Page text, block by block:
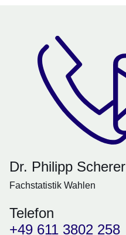
Dr. Philipp Scherer
Fachstatistik Wahlen
Telefon
+49 611 3802 258